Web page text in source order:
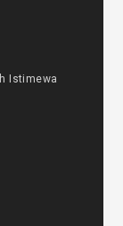
Istimewa